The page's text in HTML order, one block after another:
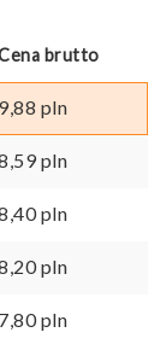
brutto
9,88 pln
pln
pln
pln
7,80pln